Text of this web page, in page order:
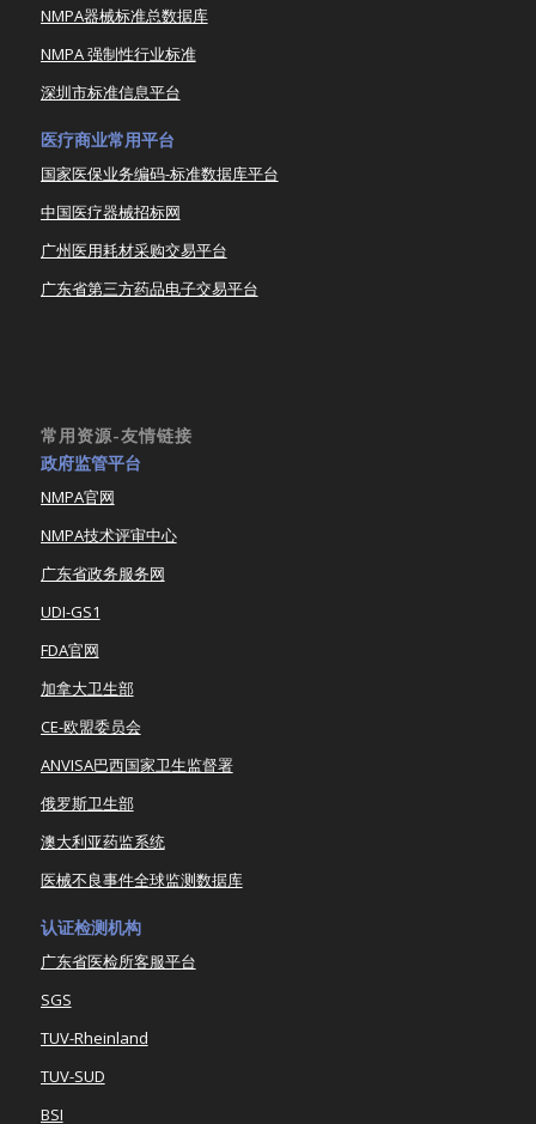
NMPA器械标准总数据库
NMPA 强制性行业标准
深圳市标准信息平台
医疗商业常用平台
国家医保业务编码-标准数据库平台
中国医疗器械招标网
广州医用耗材采购交易平台
广东省第三方药品电子交易平台
常用资源-友情链接
政府监管平台
NMPA官网
NMPA技术评审中心
广东省政务服务网
UDI-GS1
FDA官网
加拿大卫生部
CE-欧盟委员会
ANVISA巴西国家卫生监督署
俄罗斯卫生部
澳大利亚药监系统
医械不良事件全球监测数据库
认证检测机构
广东省医检所客服平台
SGS
TUV-Rheinland
TUV-SUD
BSI